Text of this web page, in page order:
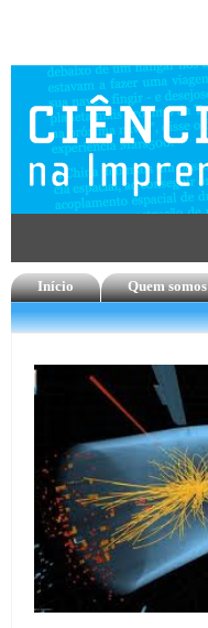
Início Quem somos